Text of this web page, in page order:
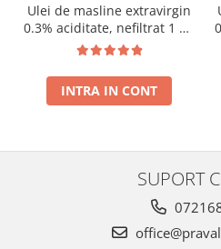
Ulei de masline extravirgin
0.3% aciditate, nefiltrat 1 L -
presat la rece RECOLTA
INTRA IN CONT
SUPORT